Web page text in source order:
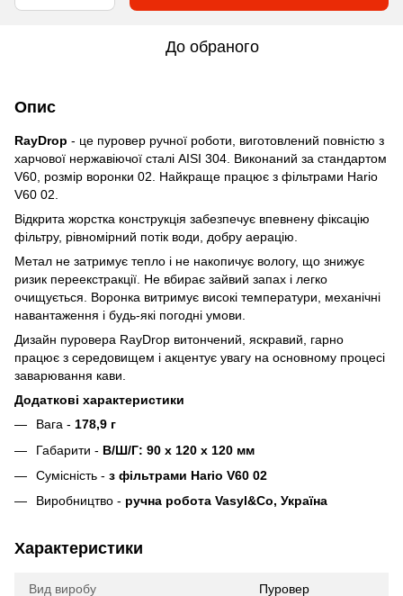
До обраного
Опис
RayDrop - це пуровер ручної роботи, виготовлений повністю з
харчової нержавіючої сталі AISI 304. Виконаний за стандартом
V60, розмір воронки 02. Найкраще працює з фільтрами Hario
V60 02
Відкрита жорстка конструкція забезпечує впевнену фіксацію
фільтру, рівномірний потік води, добру аерацію.
Метал не затримує тепло і не накопичує вологу, що знижує
ризик переекстракції. Не вбирає зайвий запах і легко
очищується. Воронка витримує високі температури, механічні
навантаження і будь-які погодні умови.
Дизайн пуровера RayDrop витончений, яскравий, гарно
працює з середовищем і акцентує увагу на основному процесі
заварювання кави.
Додаткові характеристики
Вага - 178,9 г
Габарити - В/Ш/Г: 90 x 120 x 120 мм
Сумісність - з фільтрами Hario V60 02
Виробництво - ручна робота Vasyl&Co, Україна
Характеристики
Вид виробу Пуровер